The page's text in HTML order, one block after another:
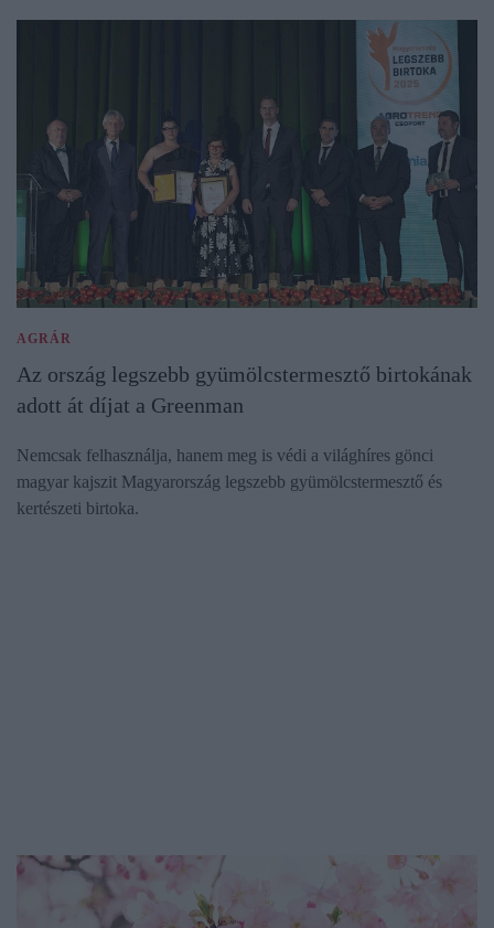
AGRÁR
Az ország legszebb gyümölcstermesztő birtokának
adott át díjat a Greenman
Nemcsak felhasználja, hanem meg is védi a világhíres gönci
magyar kajszit Magyarország legszebb gyümölcstermesztő és
kertészeti birtoka.